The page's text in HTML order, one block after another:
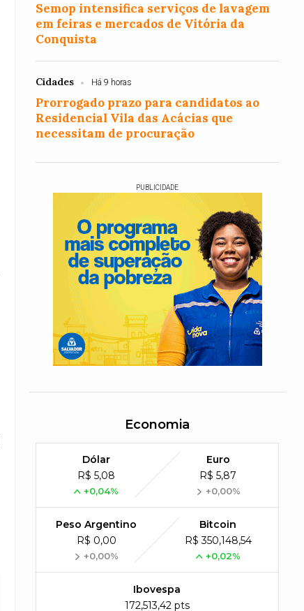
Semop intensifica serviços de lavagem
em feiras e mercados de Vitória da
Conquista
Cidades Há 9 horas
Prorrogado prazo para candidatos ao
Residencial Vila das Acácias que
necessitam de procuração
PUBLICIDADE
Economia
Dólar
R$ 5,08
+0,04%
Euro
R$ 5,87
+0,00%
Peso Argentino
R$ 0,00
+0,00%
Bitcoin
R$ 350,148,54
+0,02%
Ibovespa
172,513,42 pts